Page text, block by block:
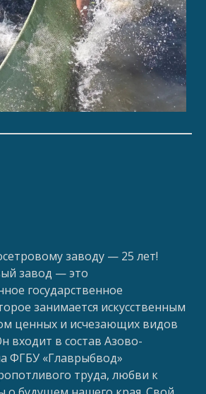
заводу — 25 лет!
завод — это
государственное
занимается искусственным
ценных и исчезающих видов
входит в состав Азово-
ФГБУ «Главрыбвод»
труда, любви к